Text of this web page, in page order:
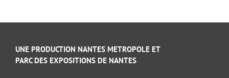
UNE PRODUCTION NANTES METROPOLE ET
PARC DES EXPOSITIONS DE NANTES